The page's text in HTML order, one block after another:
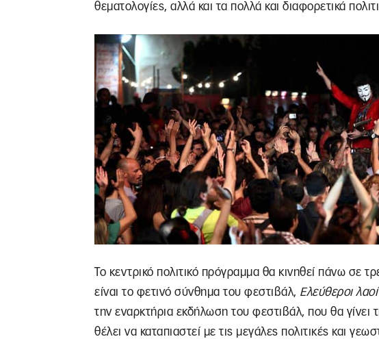
θεματολογίες, αλλά και τα πολλά και διαφορετικά
Το κεντρικό πολιτικό πρόγραμμα θα κινηθεί πάνω σε
είναι το φετινό σύνθημα του φεστιβάλ, Ελεύθεροι
την εναρκτήρια εκδήλωση του φεστιβάλ, που θα
θέλει να καταπιαστεί με τις μεγάλες πολιτικές και